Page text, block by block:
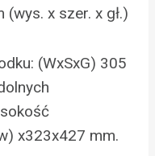
x szer. x gł.)
(WxSxG) 305
x323x427 mm.